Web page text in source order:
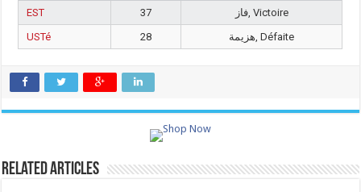
EST 37
فاز, Victoire
USTé
28 هزيمة, Défaite
Related Articles